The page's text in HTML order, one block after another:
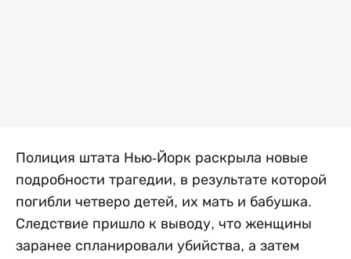
Полиция штата Нью-Йорк раскрыла новые
подробности трагедии, в результате которой
погибли четверо детей, их мать и бабушка.
Следствие пришло к выводу, что женщины
заранее спланировали убийства, а затем